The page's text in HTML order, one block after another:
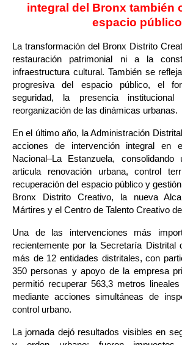
integral del Bronx también
espacio público
La transformación del Bronx Distrito
restauración patrimonial ni a la
infraestructura cultural. También se
progresiva del espacio público, el
seguridad, la presencia
reorganización de las dinámicas urbanas.
En el último año, la Administración
acciones de intervención integral en
Nacional–La Estanzuela,
articula renovación urbana, control
recuperación del espacio público y
Bronx Distrito Creativo, la nueva
Mártires y el Centro de Talento Creativo
Una de las intervenciones más
recientemente por la Secretaría Distrital
más de 12 entidades distritales, con
350 personas y apoyo de la empresa
permitió recuperar 563,3 metros
mediante acciones simultáneas de
control urbano.
La jornada dejó resultados visibles en